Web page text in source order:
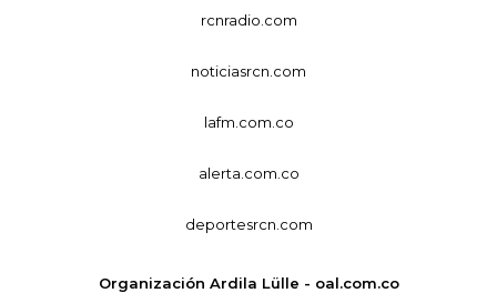
rcnradio.com
noticiasrcn.com
lafm.com.co
alerta.com.co
deportesrcn.com
Organización Ardila Lülle - oal.com.co